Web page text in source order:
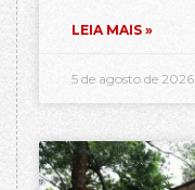
LEIA MAIS »
5 de agosto de 2026